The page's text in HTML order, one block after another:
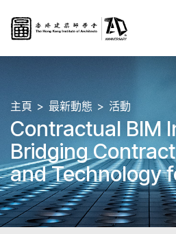
主頁 最新動態 活動
Contractual BIM
Bridging
and Technology
Success